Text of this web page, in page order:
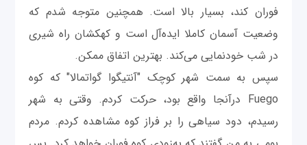
فوران کند، بسیار بالا است. همچنین متوجه شدم که
وضعیت آسمان کاملا ایده‌آل است و کهکشان راه شیری
در شب خودنمایی می‌کند. بهترین اتفاق ممکن.
سپس به سمت شهر کوچک "آنتیگوا گواتمالا" که کوه
Fuego درآنجا واقع بود، حرکت کردم. وقتی به شهر
رسیدم، دود سیاهی را بر فراز کوه مشاهده کردم. مردم